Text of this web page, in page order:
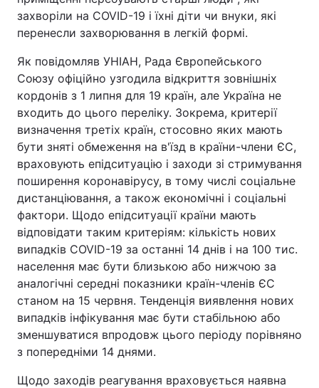
захворіли на COVID-19 і їхні діти чи внуки, які
перенесли захворювання в легкій формі.
Як повідомляв УНІАН, Рада Європейського
Союзу офіційно узгодила відкриття зовнішніх
кордонів з 1 липня для 19 країн, але Україна не
входить до цього переліку. Зокрема, критерії
визначення третіх країн, стосовно яких мають
бути зняті обмеження на в'їзд в країни-члени ЄС,
враховують епідситуацію і заходи зі стримування
поширення коронавірусу, в тому числі соціальне
дистанціювання, а також економічні і соціальні
фактори. Щодо епідситуації країни мають
відповідати таким критеріям: кількість нових
випадків COVID-19 за останні 14 днів і на 100 тис.
населення має бути близькою або нижчою за
аналогічні середні показники країн-членів ЄС
станом на 15 червня. Тенденція виявлення нових
випадків інфікування має бути стабільною або
зменшуватися впродовж цього періоду порівняно
з попередніми 14 днями.
Щодо заходів реагування враховується наявна